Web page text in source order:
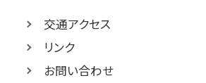
交通アクセス
リンク
お問い合わせ